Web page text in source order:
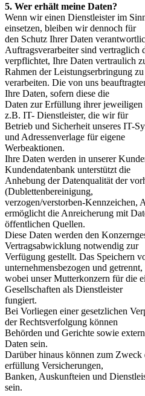
5. Wer erhält meine Daten?
Wenn wir einen Dienstleister im
einsetzen, bleiben wir dennoch für
den Schutz Ihrer Daten
Auftragsverarbeiter sind vertraglich
verpflichtet, Ihre Daten vertraulich
Rahmen der Leistungserbringung zu
verarbeiten. Die von uns
Ihre Daten, sofern diese die
Daten zur Erfüllung ihrer jeweiligen
z.B. IT- Dienstleister, die wir für
Betrieb und Sicherheit unseres IT-
und Adressenverlage für eigene
Werbeaktionen.
Ihre Daten werden in unserer
Kundendatenbank unterstützt die
Anhebung der Datenqualität der
(Dublettenbereinigung,
verzogen/verstorben-Kennzeichen,
ermöglicht die Anreicherung mit
öffentlichen Quellen.
Diese Daten werden den
Vertragsabwicklung notwendig zur
Verfügung gestellt. Das Speichern
unternehmensbezogen und getrennt,
wobei unser Mutterkonzern für die
Gesellschaften als Dienstleister
fungiert.
Bei Vorliegen einer gesetzlichen
der Rechtsverfolgung können
Behörden und Gerichte sowie
Daten sein.
Darüber hinaus können zum Zweck
erfüllung Versicherungen,
Banken, Auskunfteien und
sein.